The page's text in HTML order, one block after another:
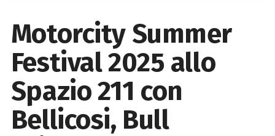
Motorcity Summer
Festival 2025 allo
Spazio 211 con
Bellicosi, Bull